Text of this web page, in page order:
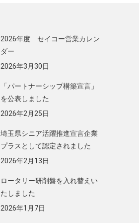
2026年度 セイコー営業カレン
ダー
2026年3月30日
「パートナーシップ構築宣言」
を公表しました
2026年2月25日
埼玉県シニア活躍推進宣言企業
プラスとして認定されました
2026年2月13日
ロータリー研削盤を入れ替えい
たしました
2026年1月7日